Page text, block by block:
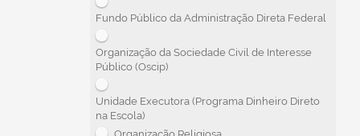
Fundo Público da Administração Direta Federal
Organização da Sociedade Civil de Interesse
Público (Oscip)
Unidade Executora (Programa Dinheiro Direto
na Escola)